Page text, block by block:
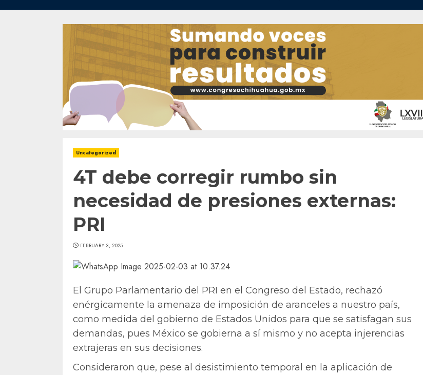
Uncategorized
4T debe corregir rumbo sin
necesidad de presiones externas:
PRI
FEBRUARY 3, 2025
El Grupo Parlamentario del PRI en el Congreso del Estado, rechazó
enérgicamente la amenaza de imposición de aranceles a nuestro país,
como medida del gobierno de Estados Unidos para que se satisfagan sus
demandas, pues México se gobierna a sí mismo y no acepta injerencias
extrajeras en sus decisiones.
Consideraron que, pese al desistimiento temporal en la aplicación de